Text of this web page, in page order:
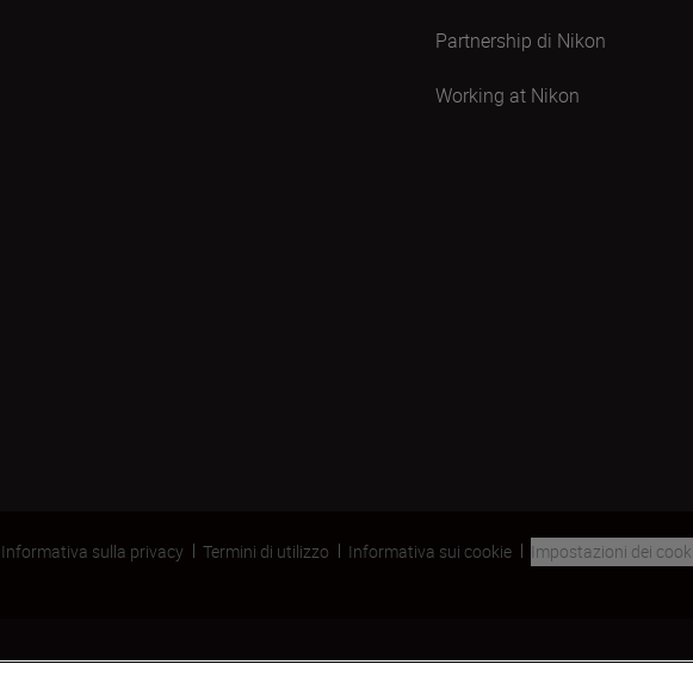
Partnership di Nikon
Working at Nikon
Informativa sulla privacy Termini di utilizzo Informativa sui cookie
Impostazioni dei